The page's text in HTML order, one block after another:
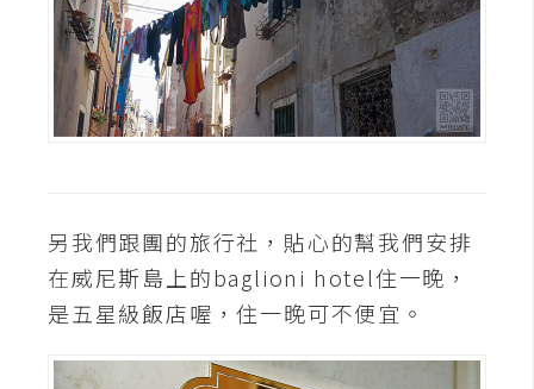
另我們跟團的旅行社，貼心的幫我們安排
在威尼斯島上的baglioni hotel住一晚，
是五星級飯店喔，住一晚可不便宜。